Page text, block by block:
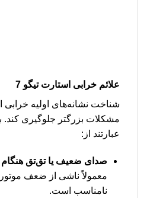
علائم خرابی استارت تیگو 7
شناخت نشانه‌های اولیه خرابی
مشکلات بزرگتر جلوگیری کند.
عبارتند از:
صدای ضعیف یا تق‌تق
معمولاً ناشی از ضعف موتور
نامناسب است.